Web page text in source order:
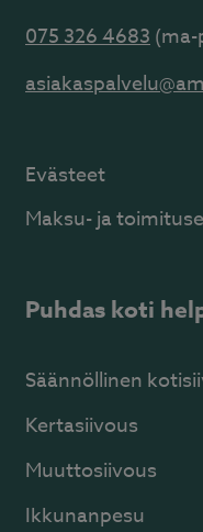
075 326 4683(ma-
Evästeet
Maksu- ja
Puhdas koti
Säännöllinen
Kertasiivous
Muuttosiivous
Ikkunanpesu